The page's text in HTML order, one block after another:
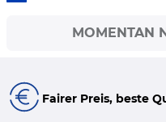
MOMENTAN
Fairer Preis, beste